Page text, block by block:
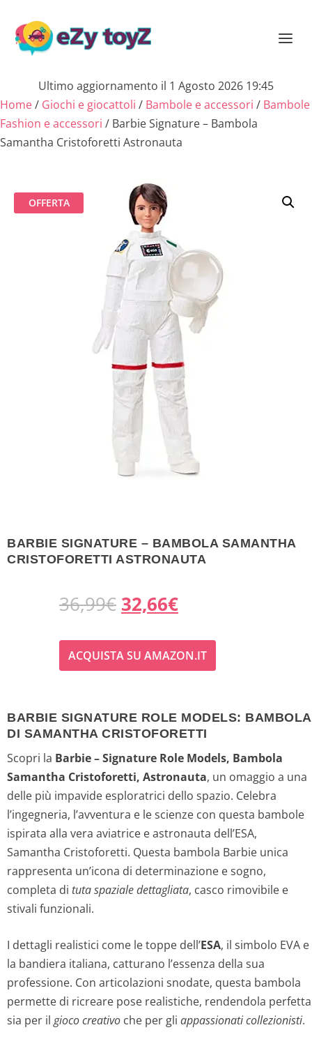
Ultimo aggiornamento il 1 Agosto 2026 19:45
Home/ Giochi e giocattoli / Bambole e accessori / Bambole
Fashion e accessori / Barbie Signature – Bambola
Samantha Cristoforetti Astronauta
OFFERTA
BARBIE SIGNATURE – BAMBOLA SAMANTHA
CRISTOFORETTI ASTRONAUTA
36,99€ I
l
p
e
z
z
o
o
r
g
i
n
a
32,66€I
l
p
e
z
z
o
a
t
u
a
l
e
ACQUISTA SU AMAZON.IT
BARBIE SIGNATURE ROLE MODELS: BAMBOLA
DI SAMANTHA CRISTOFORETTI
Scopri la Barbie – Signature Role Models, Bambola
Samantha Cristoforetti, Astronauta, un omaggio a una
delle più impavide esploratrici dello spazio. Celebra
l’ingegneria, l’avventura e le scienze con questa bambole
ispirata alla vera aviatrice e astronauta dell’ESA,
Samantha Cristoforetti. Questa bambola Barbie unica
rappresenta un’icona di determinazione e sogno,
completa di tuta spaziale dettagliata, casco rimovibile e
stivali funzionali.
I dettagli realistici come le toppe dell’ESA, il simbolo EVA e
la bandiera italiana, catturano l’essenza della sua
professione. Con articolazioni snodate, questa bambola
permette di ricreare pose realistiche, rendendola perfetta
sia per il gioco creativo che per gli appassionati collezionisti.